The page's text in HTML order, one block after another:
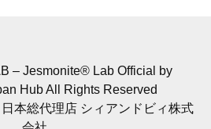
– Jesmonite® Lab Official by
Hub All Rights Reserved
本総代理店 シィアンドビィ株式